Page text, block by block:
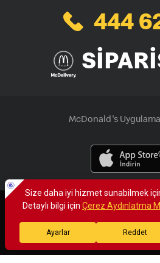
444
McDonald's
Size daha iyi hizmet verebilmek için
veriyoruz. Çerezlerle ilgili detaylı bilgi
metnine göz atabilirsiniz. Detaylı bilgi